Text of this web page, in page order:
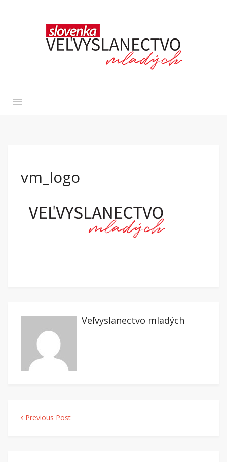
vm_logo
Veľvyslanectvo mladých
Navigácia v článku
Previous Post